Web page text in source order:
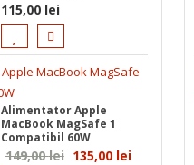
115,00 lei
Alimentator Apple
MacBook MagSafe 1
Compatibil 60W
149,00lei Prețul
135,00 leiPrețul